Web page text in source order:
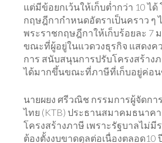
แต่มีข้อยกเว้นให้เก็บต่ำกว่า 10 ไ
กฤษฎีกากำหนดอัตราเป็นคราว ๆ
พระราชกฤษฎีกาให้เก็บร้อยละ 7
ขณะที่ผู้อยู่ในแวดวงธุรกิจ แสดงค
การ สนับสนุนการปรับโครงสร้าง
ได้มากขึ้นขณะที่ภาษีที่เก็บอยู่ค่อน
นายผยง ศรีวณิช กรรมการผู้จัดก
ไทย (KTB) ประธานสมาคมธนาค
โครงสร้างภาษี เพราะรัฐบาลไม่มี
ต้องตั้งงบขาดดุลต่อเนื่องตลอด10